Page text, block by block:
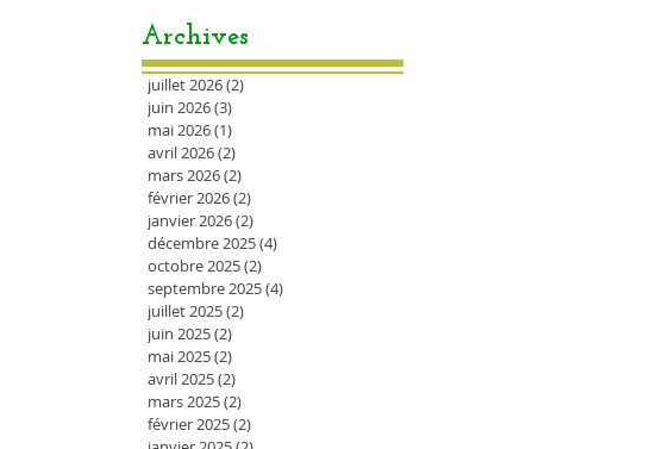
Archives
juillet 2026(2)
juin 2026(3)
mai 2026(1)
avril 2026(2)
mars 2026(2)
février 2026(2)
janvier 2026(2)
décembre 2025(4)
octobre 2025(2)
septembre 2025(4)
juillet 2025(2)
juin 2025(2)
mai 2025(2)
avril 2025(2)
mars 2025(2)
février 2025(2)